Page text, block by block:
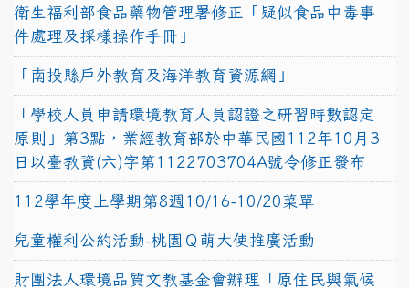
衛生福利部食品藥物管理署修正「疑似食品中毒事
件處理及採樣操作手冊」
「南投縣戶外教育及海洋教育資源網」
「學校人員申請環境教育人員認證之研習時數認定
原則」第3點，業經教育部於中華民國112年10月3
日以臺教資(六)字第1122703704A號令修正發布
112學年度上學期第8週10/16-10/20菜單
兒童權利公約活動-桃園Ｑ萌大使推廣活動
財團法人環境品質文教基金會辦理「原住民與氣候